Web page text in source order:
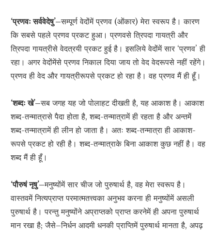
‘प्रणवः सर्ववेदेषु’–सम्पूर्ण वेदोंमें प्रणव (ओंकार) मेरा स्वरूप है। कारण
कि सबसे पहले प्रणव प्रकट हुआ। प्रणवसे त्रिपदा गायत्री और
त्रिपदा गायत्रीसे वेदत्रयी प्रकट हुई है। इसलिये वेदोंमें सार ‘प्रणव’ ही
रहा। अगर वेदोंमेंसे प्रणव निकाल दिया जाय तो वेद वेदरूपसे नहीं रहेंगे।
प्रणव ही वेद और गायत्रीरूपसे प्रकट हो रहा है। वह प्रणव मैं ही हूँ।
‘शब्दः खे’–सब जगह यह जो पोलाहट दीखती है, यह आकाश है। आकाश
शब्द-तन्मात्रासे पैदा होता है, शब्द-तन्मात्रामें ही रहता है और अन्तमें
शब्द-तन्मात्रामें ही लीन हो जाता है। अतः शब्द-तन्मात्रा ही आकाश-
रूपसे प्रकट हो रही है। शब्द-तन्मात्राके बिना आकाश कुछ नहीं है। वह
शब्द मैं ही हूँ।
‘पौरुषं नृषु’–मनुष्योंमें सार चीज जो पुरुषार्थ है, वह मेरा स्वरूप है।
वास्तवमें नित्यप्राप्त परमात्मतत्त्वका अनुभव करना ही मनुष्योंमें असली
पुरुषार्थ है। परन्तु मनुष्योंने अप्राप्तको प्राप्त करनेमें ही अपना पुरुषार्थ
मान रखा है; जैसे–निर्धन आदमी धनकी प्राप्तिमें पुरुषार्थ मानता है, अपढ़